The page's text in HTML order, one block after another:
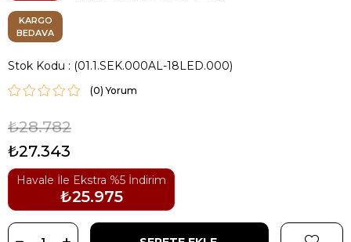
KARGO
BEDAVA
Stok Kodu (01.1.SEK.000AL-18LED.000)
(0)
₺28.782
₺27.343
Havale İle Ekstra %5 İndirim
₺25.975